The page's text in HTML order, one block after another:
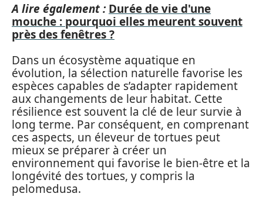
A lire également : Durée de vie d'une
mouche : pourquoi elles meurent souvent
près des fenêtres ?
Dans un écosystème aquatique en
évolution, la sélection naturelle favorise les
espèces capables de s’adapter rapidement
aux changements de leur habitat. Cette
résilience est souvent la clé de leur survie à
long terme. Par conséquent, en comprenant
ces aspects, un éleveur de tortues peut
mieux se préparer à créer un
environnement qui favorise le bien-être et la
longévité des tortues, y compris la
pelomedusa.